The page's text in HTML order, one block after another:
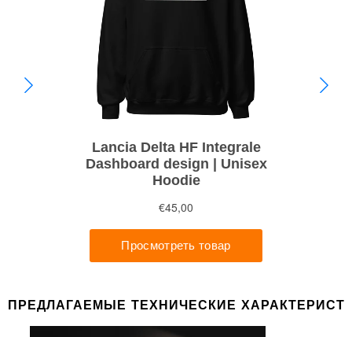
ПРЕДЛАГАЕМЫЕ ТЕХНИЧЕСКИЕ